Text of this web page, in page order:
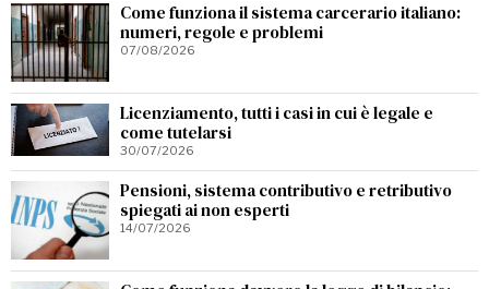
Come funziona il sistema carcerario italiano:
numeri, regole e problemi
07/08/2026
Licenziamento, tutti i casi in cui è legale e
come tutelarsi
30/07/2026
Pensioni, sistema contributivo e retributivo
spiegati ai non esperti
14/07/2026